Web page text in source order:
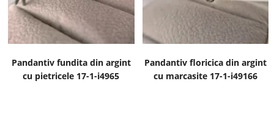
Pandantiv fundita din argint
cu pietricele 17-1-i4965
Pandantiv floricica din argint
cu marcasite 17-1-i49166